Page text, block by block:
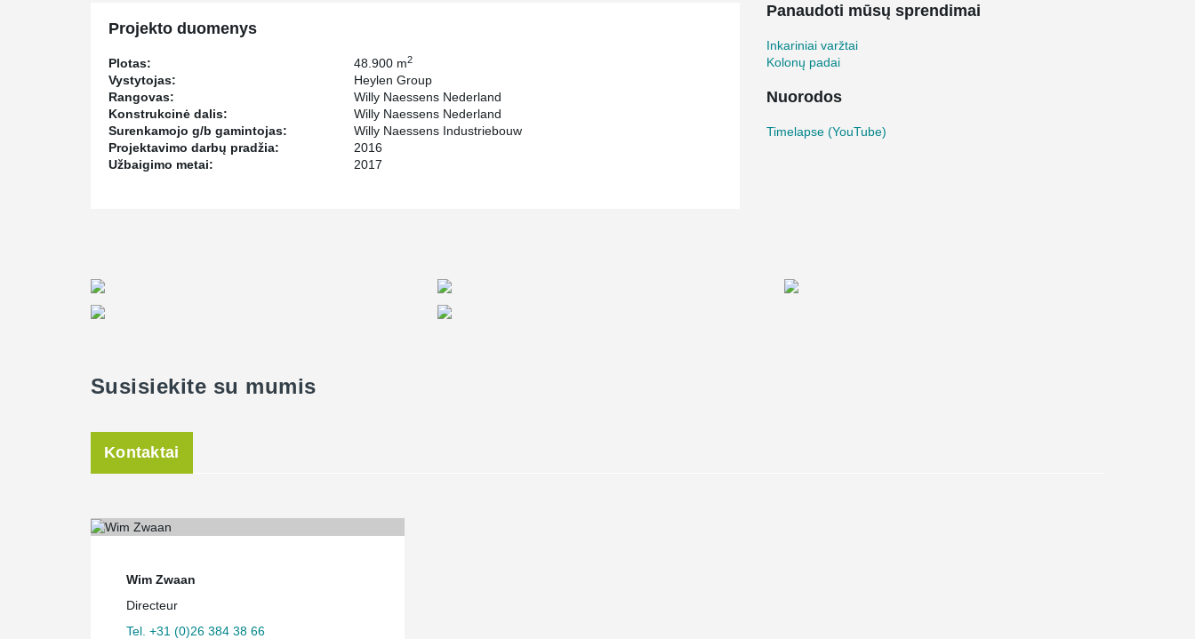
Projekto duomenys
Plotas: 48.900 m2
Vystytojas:
Heylen Group
Rangovas:
Willy Naessens Nederland
Konstrukcinė dalis:
Willy Naessens Nederland
Surenkamojo g/b gamintojas:
Willy Naessens Industriebouw
Projektavimo darbų pradžia:
2016
Užbaigimo metai:
2017
Panaudoti mūsų sprendimai
Inkariniai varžtai
Kolonų padai
Nuorodos
Timelapse (YouTube)
Susisiekite su mumis
Kontaktai
Wim Zwaan
Directeur
Tel. +31 (0)26 384 38 66